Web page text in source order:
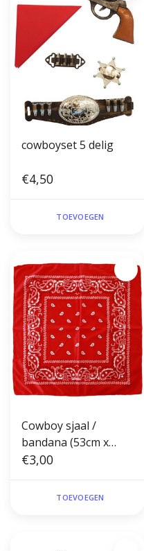
cowboyset 5 delig
€4,50
TOEVOEGEN
Cowboy sjaal /
bandana (53cm x
53cm)
€3,00
TOEVOEGEN